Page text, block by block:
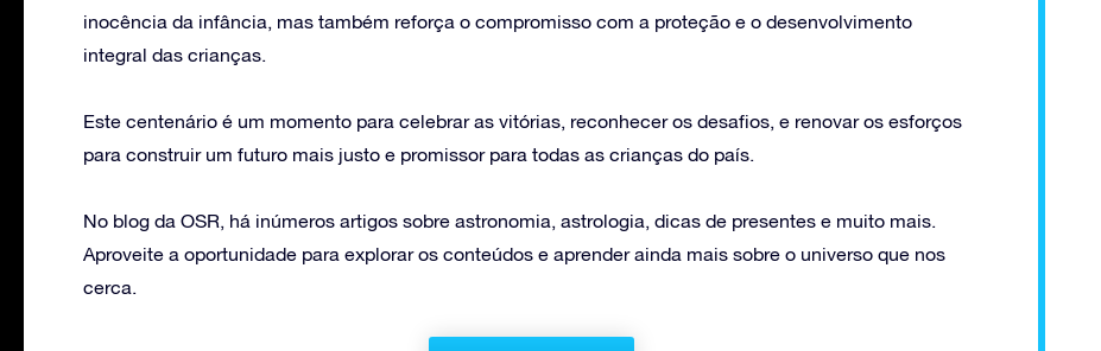
inocência da infância, mas também reforça o compromisso com a proteção e o desenvolvimento
integral das crianças.
Este centenário é um momento para celebrar as vitórias, reconhecer os desafios, e renovar os esforços
para construir um futuro mais justo e promissor para todas as crianças do país.
No blog da OSR, há inúmeros artigos sobre astronomia, astrologia, dicas de presentes e muito mais.
Aproveite a oportunidade para explorar os conteúdos e aprender ainda mais sobre o universo que nos
cerca.